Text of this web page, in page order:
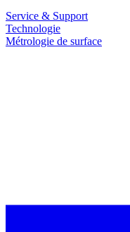
Service & Support
Technologie
Métrologie de surface